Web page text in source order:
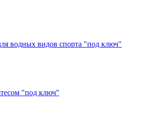
водных видов спорта "под ключ"
"под ключ"